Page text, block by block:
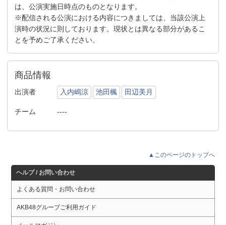
は、公演実施日時点のものとなります。
※配信される公演における内容につきましては、当該公演上
演時の状況に則しております。現状とは異なる部分があるこ
とを予めご了承ください。
商品情報
出演者 入内嶋涼 池田楓 田辺美月
チーム ----
▲このページのトップへ
ヘルプ / お問い合わせ
よくある質問・お問い合わせ
AKB48グループご利用ガイド